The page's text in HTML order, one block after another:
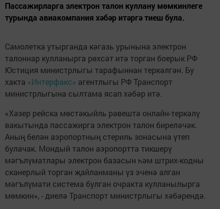
Пассажирларга электрон талон куллану мөмкинлеге
турында авиакомпания хәбәр итәргә тиеш була.
Самолетка утырганда кәгазь урынына электрон
талоннар кулланырга рөхсәт итә торган боерык РФ
Юстиция министрлыгы тарафыннан теркәлгән. Бу
хакта «Интерфакс» агентлыгы РФ Транспорт
министрлыгына сылтама ясап хәбәр итә.
«Хәзер рейска мөстәкыйль рәвештә онлайн-теркәлү
вакытында пассажирга электрон талон биреләчәк.
Аның белән аэропортның стериль зонасына үтеп
булачак. Мондый талон аэропортта тикшерү
мәгълүматлары электрон базасын һәм штрих-кодны
сканерлый торган җайланманы үз эченә алган
мәгълүмати система булган очракта кулланылырга
мөмкин», - диелә Транспорт министрлыгы хәбәрендә.